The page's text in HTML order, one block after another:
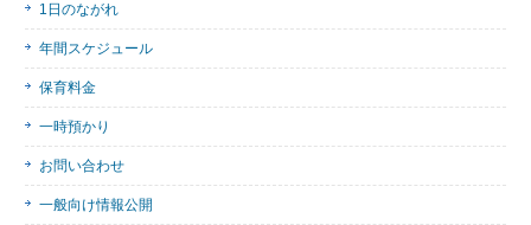
1日のながれ
年間スケジュール
保育料金
一時預かり
お問い合わせ
一般向け情報公開